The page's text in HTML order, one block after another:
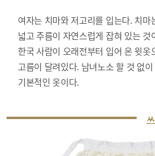
여자는 치마와 저고리를 입는다. 치마
넓고 주름이 자연스럽게 잡혀 있는 것
한국 사람이 오래전부터 입어 온 윗옷
고름이 달려있다. 남녀노소 할 것 없
기본적인 옷이다.